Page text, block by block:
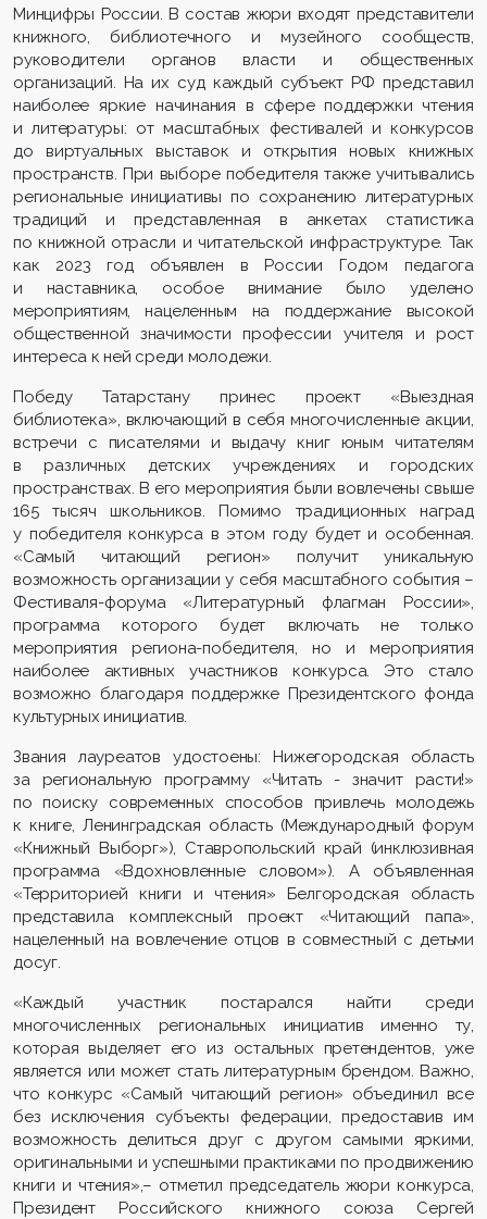
Минцифры России. В состав жюри входят представители
книжного, библиотечного и музейного сообществ,
руководители органов власти и общественных
организаций. На их суд каждый субъект РФ представил
наиболее яркие начинания в сфере поддержки чтения
и литературы: от масштабных фестивалей и конкурсов
до виртуальных выставок и открытия новых книжных
пространств. При выборе победителя также учитывались
региональные инициативы по сохранению литературных
традиций и представленная в анкетах статистика
по книжной отрасли и читательской инфраструктуре. Так
как 2023 год объявлен в России Годом педагога
и наставника, особое внимание было уделено
мероприятиям, нацеленным на поддержание высокой
общественной значимости профессии учителя и рост
интереса к ней среди молодежи.
Победу Татарстану принес проект «Выездная
библиотека», включающий в себя многочисленные акции,
встречи с писателями и выдачу книг юным читателям
в различных детских учреждениях и городских
пространствах. В его мероприятия были вовлечены свыше
165 тысяч школьников. Помимо традиционных наград
у победителя конкурса в этом году будет и особенная.
«Самый читающий регион» получит уникальную
возможность организации у себя масштабного события –
Фестиваля-форума «Литературный флагман России»,
программа которого будет включать не только
мероприятия региона-победителя, но и мероприятия
наиболее активных участников конкурса. Это стало
возможно благодаря поддержке Президентского фонда
культурных инициатив.
Звания лауреатов удостоены: Нижегородская область
за региональную программу «Читать - значит расти!»
по поиску современных способов привлечь молодежь
к книге, Ленинградская область (Международный форум
«Книжный Выборг»), Ставропольский край (инклюзивная
программа «Вдохновленные словом»). А объявленная
«Территорией книги и чтения» Белгородская область
представила комплексный проект «Читающий папа»,
нацеленный на вовлечение отцов в совместный с детьми
досуг.
«Каждый участник постарался найти среди
многочисленных региональных инициатив именно ту,
которая выделяет его из остальных претендентов, уже
является или может стать литературным брендом. Важно,
что конкурс «Самый читающий регион» объединил все
без исключения субъекты федерации, предоставив им
возможность делиться друг с другом самыми яркими,
оригинальными и успешными практиками по продвижению
книги и чтения»,– отметил председатель жюри конкурса,
Президент Российского книжного союза Сергей